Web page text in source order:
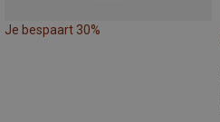
Je bespaart 30%